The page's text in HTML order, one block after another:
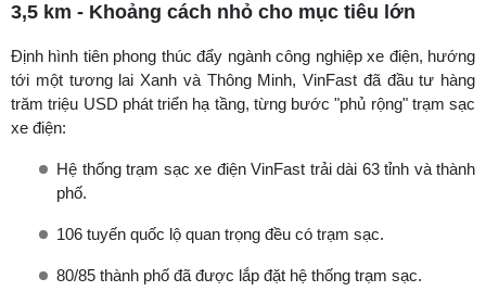
3,5 km - Khoảng cách nhỏ cho mục tiêu lớn
Định hình tiên phong thúc đẩy ngành công nghiệp xe điện, hướng
tới một tương lai Xanh và Thông Minh, VinFast đã đầu tư hàng
trăm triệu USD phát triển hạ tầng, từng bước "phủ rộng" trạm sạc
xe điện:
Hệ thống trạm sạc xe điện VinFast trải dài 63 tỉnh và thành
phố.
106 tuyến quốc lộ quan trọng đều có trạm sạc.
80/85 thành phố đã được lắp đặt hệ thống trạm sạc.